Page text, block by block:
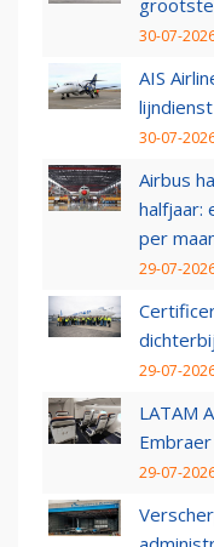
30-07-
AIS
30-07-
Airbus
halfjaar:
per
29-07-
29-07-
LATAM
29-07-